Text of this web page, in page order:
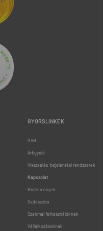
GYORSLINKEK
GVH
Árfigyelő
Visszaélés-bejelentési rendszerek
Kapcsolat
Hirdetmények
Sajtószoba
Szakmai felhasználóknak
Vállalkozásoknak